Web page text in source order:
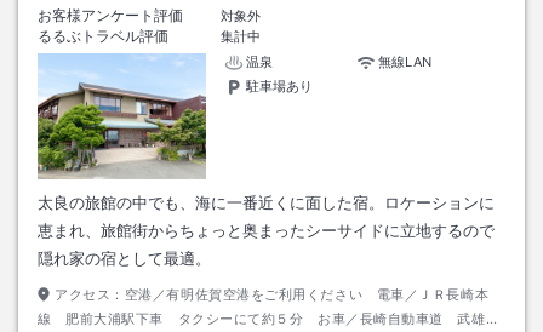
お客様アンケート評価 対象外
るるぶトラベル評価
集計中
温泉
無線LAN
駐車場あり
太良の旅館の中でも、海に一番近くに面した宿。ロケーションに
恵まれ、旅館街からちょっと奥まったシーサイドに立地するので
隠れ家の宿として最適。
アクセス： 空港／有明佐賀空港をご利用ください 電車／ＪＲ長崎本
線 肥前大浦駅下車 タクシーにて約５分 お車／長崎自動車道 武雄北